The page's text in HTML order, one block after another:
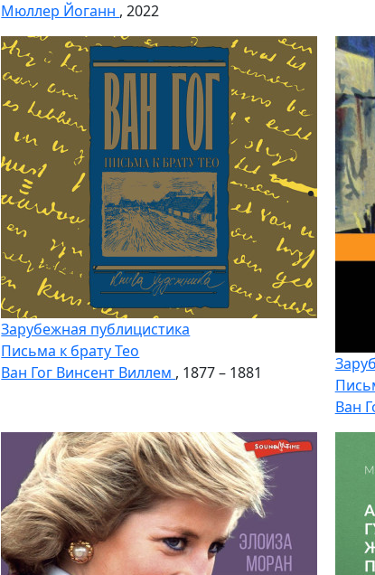
Мюллер Йоганн , 2022
Зарубежная публицистика
Письма к брату Тео
Ван Гог Винсент Виллем , 1877 – 1881
Ван